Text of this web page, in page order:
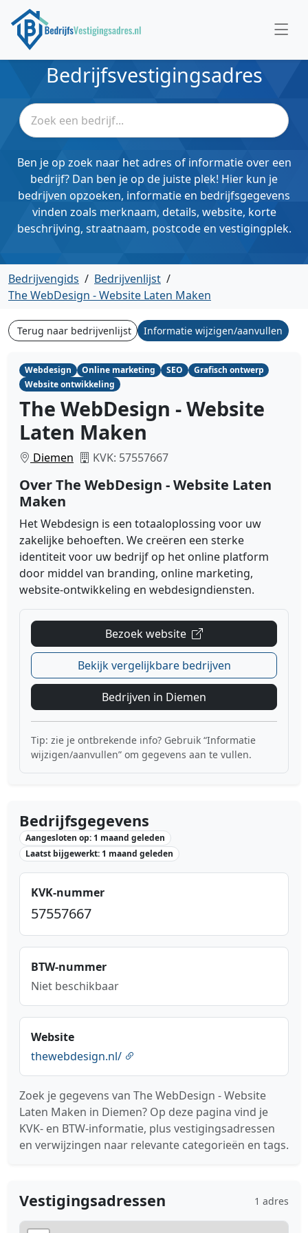
Bedrijfsvestigingsadres
Ben je op zoek naar het adres of informatie over een
bedrijf? Dan ben je op de juiste plek! Hier kun je
bedrijven opzoeken, informatie en bedrijfsgegevens
vinden zoals merknaam, details, website, korte
beschrijving, straatnaam, postcode en vestigingplek.
Bedrijvengids / Bedrijvenlijst /
The WebDesign - Website Laten Maken
Terug naar bedrijvenlijst Informatie wijzigen/aanvullen
Webdesign Online marketing SEO
Grafisch ontwerp
Website ontwikkeling
The WebDesign - Website
Laten Maken
Diemen KVK: 57557667
Over The WebDesign - Website Laten
Maken
Het Webdesign is een totaaloplossing voor uw
zakelijke behoeften. We creëren een sterke
identiteit voor uw bedrijf op het online platform
door middel van branding, online marketing,
website-ontwikkeling en webdesigndiensten.
Bezoek website
Bekijk vergelijkbare bedrijven
Bedrijven in Diemen
Tip: zie je ontbrekende info? Gebruik “Informatie
wijzigen/aanvullen” om gegevens aan te vullen.
Bedrijfsgegevens
Aangesloten op: 1 maand geleden
Laatst bijgewerkt: 1 maand geleden
KVK-nummer
57557667
BTW-nummer
Niet beschikbaar
Website
thewebdesign.nl/
Zoek je gegevens van The WebDesign - Website
Laten Maken in Diemen? Op deze pagina vind je
KVK- en BTW-informatie, plus vestigingsadressen
en verwijzingen naar relevante categorieën en tags.
Vestigingsadressen 1 adres